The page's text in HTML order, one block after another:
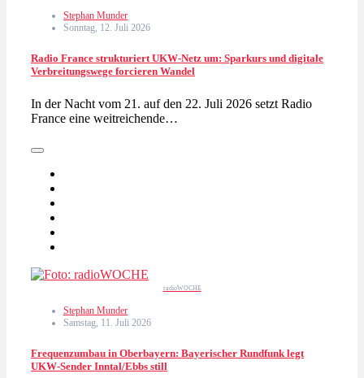
Stephan Munder
Sonntag, 12. Juli 2026
Radio France strukturiert UKW-Netz um: Sparkurs und digitale
Verbreitungswege forcieren Wandel
In der Nacht vom 21. auf den 22. Juli 2026 setzt Radio
France eine weitreichende…
radioWOCHE
Stephan Munder
Samstag, 11. Juli 2026
Frequenzumbau in Oberbayern: Bayerischer Rundfunk legt
UKW-Sender Inntal/Ebbs still